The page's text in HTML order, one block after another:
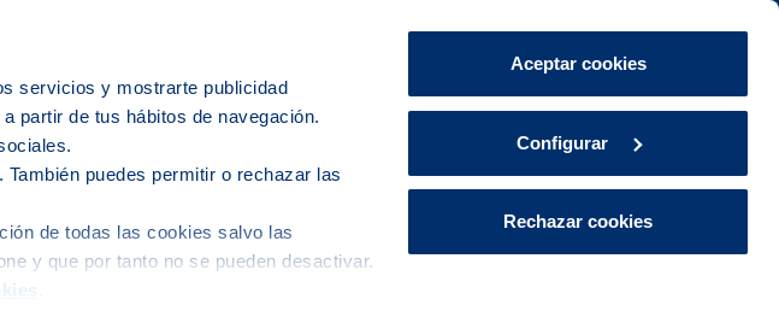
servicios y mostrarte publicidad
partir de tus hábitos de navegación.
puedes permitir o rechazar las
de todas las cookies salvo las
y que por tanto no se pueden desactivar.
Aceptar cookies
Configurar
Rechazar cookies
CA ES Área de Clientes
en tu ciudad Explora, educa y participa Contacto